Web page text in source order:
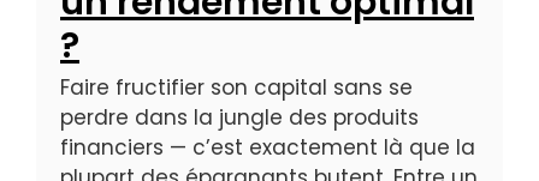
?
Faire fructifier son capital sans se
perdre dans la jungle des produits
financiers — c’est exactement là que la